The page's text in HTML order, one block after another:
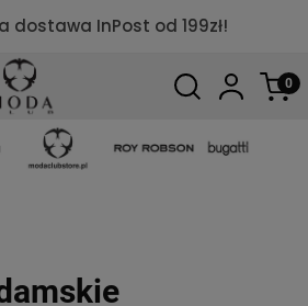
dostawa InPost od 199zł!